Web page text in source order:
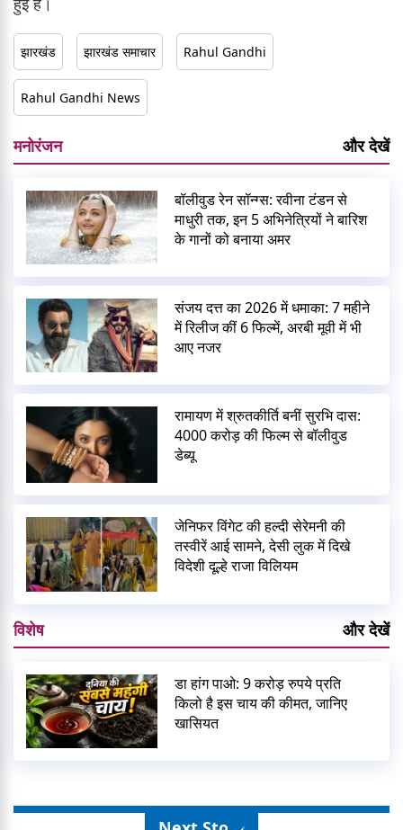
झारखंड झारखंड समाचार Rahul Gandhi
Rahul Gandhi News
मनोरंजन और देखें
बॉलीवुड रेन सॉन्ग्स: रवीना टंडन से
माधुरी तक, इन 5 अभिनेत्रियों ने बारिश
के गानों को बनाया अमर
संजय दत्त का 2026 में धमाका: 7 महीने
में रिलीज कीं 6 फिल्में, अरबी मूवी में भी
आए नजर
रामायण में श्रुतकीर्ति बनीं सुरभि दास:
4000 करोड़ की फिल्म से बॉलीवुड
डेब्यू
जेनिफर विंगेट की हल्दी सेरेमनी की
तस्वीरें आई सामने, देसी लुक में दिखे
विदेशी दूल्हे राजा विलियम
विशेष और देखें
डा हांग पाओ: 9 करोड़ रुपये प्रति
किलो है इस चाय की कीमत, जानिए
खासियत